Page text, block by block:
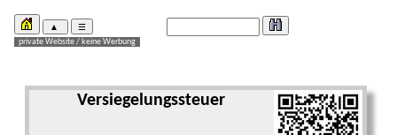
Versiegelungssteuer